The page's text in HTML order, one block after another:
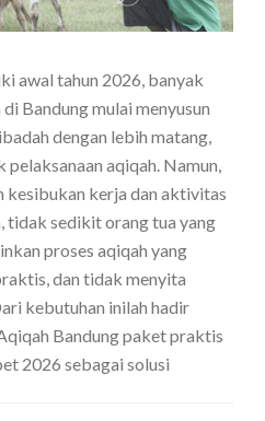
awal tahun 2026, banyak
Bandung mulai menyusun
dengan lebih matang,
pelaksanaan aqiqah. Namun,
kesibukan kerja dan aktivitas
tidak sedikit orang tua yang
proses aqiqah yang
dan tidak menyita
kebutuhan inilah hadir
Bandung paket praktis
2026 sebagai solusi